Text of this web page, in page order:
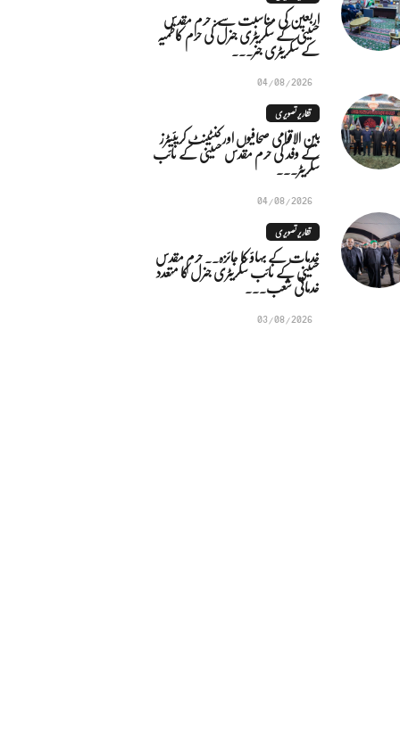
اربعین کی مناسبت سے: حرم مقدس
حسینی کے سکریٹری جنرل کی حرم کاظمیہ
کے سکریٹری جنر...
04/08/2026
تقاریر تصویری
بین الاقوامی صحافیوں اور کنٹینٹ کریئیٹرز
کے وفد کی حرم مقدس حسینی کے نائب
سکریٹر...
04/08/2026
تقاریر تصویری
خدمات کے بہاؤ کا جائزہ.. حرم مقدس
حسینی کے نائب سکریٹری جنرل کا متعدد
خدماتی شعب...
03/08/2026